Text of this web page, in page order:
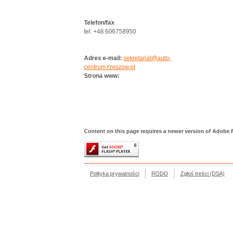
Telefon/fax
tel. +48.606758950
Adres e-mail: sekretariat@auto-
centrum.rzeszow.pl
Strona www:
Content on this page requires a newer version of Adobe
Polityka prywatności RODO Zgłoś treści (DSA)